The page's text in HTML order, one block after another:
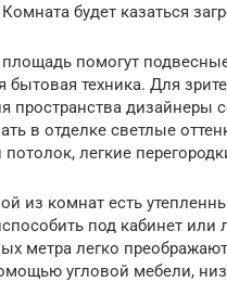
Комната будет казаться
площадь помогут
бытовая техника. Для
пространства дизайнеры
в отделке светлые
легкие
из комнат есть
под кабинет или
метра легко
угловой мебели,